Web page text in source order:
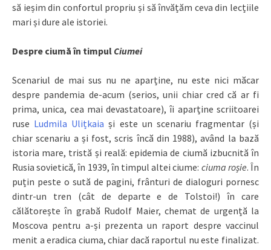
să ieșim din confortul propriu și să învățăm ceva din lecțiile
mari și dure ale istoriei.
Despre ciumă în timpul Ciumei
Scenariul de mai sus nu ne aparține, nu este nici măcar
despre pandemia de-acum (serios, unii chiar cred că ar fi
prima, unica, cea mai devastatoare), îi aparține scriitoarei
ruse Ludmila Ulițkaia și este un scenariu fragmentar (și
chiar scenariu a și fost, scris încă din 1988), având la bază
istoria mare, tristă și reală: epidemia de ciumă izbucnită în
Rusia sovietică, în 1939, în timpul altei ciume: ciuma roșie. În
puțin peste o sută de pagini, frânturi de dialoguri pornesc
dintr-un tren (cât de departe e de Tolstoi!) în care
călătorește în grabă Rudolf Maier, chemat de urgență la
Moscova pentru a-și prezenta un raport despre vaccinul
menit a eradica ciuma, chiar dacă raportul nu este finalizat.